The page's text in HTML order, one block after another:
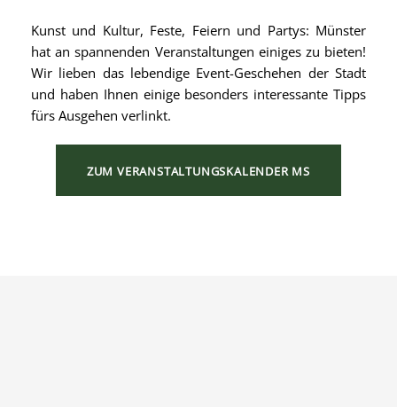
Kunst und Kultur, Feste, Feiern und Partys: Münster
hat an spannenden Veranstaltungen einiges zu bieten!
Wir lieben das lebendige Event-Geschehen der Stadt
und haben Ihnen einige besonders interessante Tipps
fürs Ausgehen verlinkt.
ZUM VERANSTALTUNGSKALENDER MS